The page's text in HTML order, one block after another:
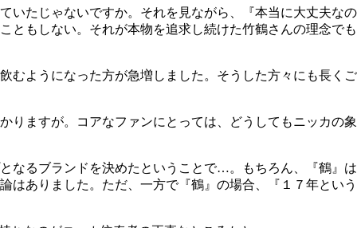
いたじゃないですか。それを見ながら、『本当に大丈夫なの
ともしない。それが本物を追求し続けた竹鶴さんの理念でも
むようになった方が急増しました。そうした方々にも長くご
りますが。コアなファンにとっては、どうしてもニッカの象
なるブランドを決めたということで…。もちろん、『鶴』は
はありました。ただ、一方で『鶴』の場合、『１７年という